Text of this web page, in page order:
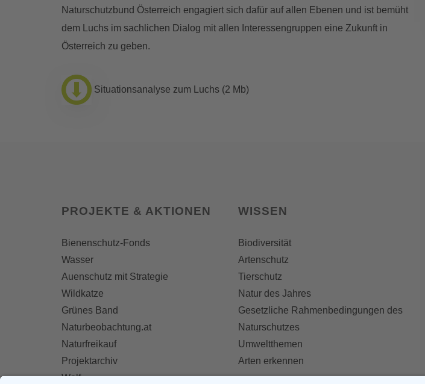
Naturschutzbund Österreich engagiert sich dafür auf allen Ebenen und ist bemüht
dem Luchs im sachlichen Dialog mit allen Interessengruppen eine Zukunft in
Österreich zu geben.
Situationsanalyse zum Luchs (2 Mb)
PROJEKTE & AKTIONEN
Bienenschutz-Fonds
Wasser
Auenschutz mit Strategie
Wildkatze
Grünes Band
Naturbeobachtung.at
Naturfreikauf
Projektarchiv
Wolf
WISSEN
Biodiversität
Artenschutz
Tierschutz
Natur des Jahres
Gesetzliche Rahmenbedingungen des
Naturschutzes
Umweltthemen
Arten erkennen